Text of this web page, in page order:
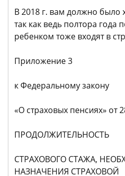
В 2018 г. вам должно было
так как ведь полтора года
ребенком тоже входят в
Приложение 3
к Федеральному закону
«О страховых пенсиях» от
ПРОДОЛЖИТЕЛЬНОСТЬ
СТРАХОВОГО СТАЖА,
НАЗНАЧЕНИЯ СТРАХОВОЙ